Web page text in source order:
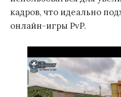
кадров, что идеально
онлайн-игры PvP.